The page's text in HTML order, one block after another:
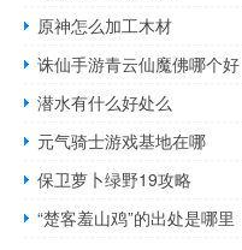
原神怎么加工木材
诛仙手游青云仙魔佛哪个好
潜水有什么好处么
元气骑士游戏基地在哪
保卫萝卜绿野19攻略
“楚客羞山鸡”的出处是哪里